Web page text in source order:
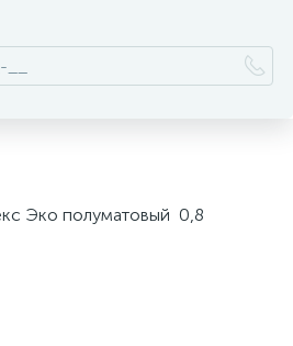
Эко полуматовый 0,8